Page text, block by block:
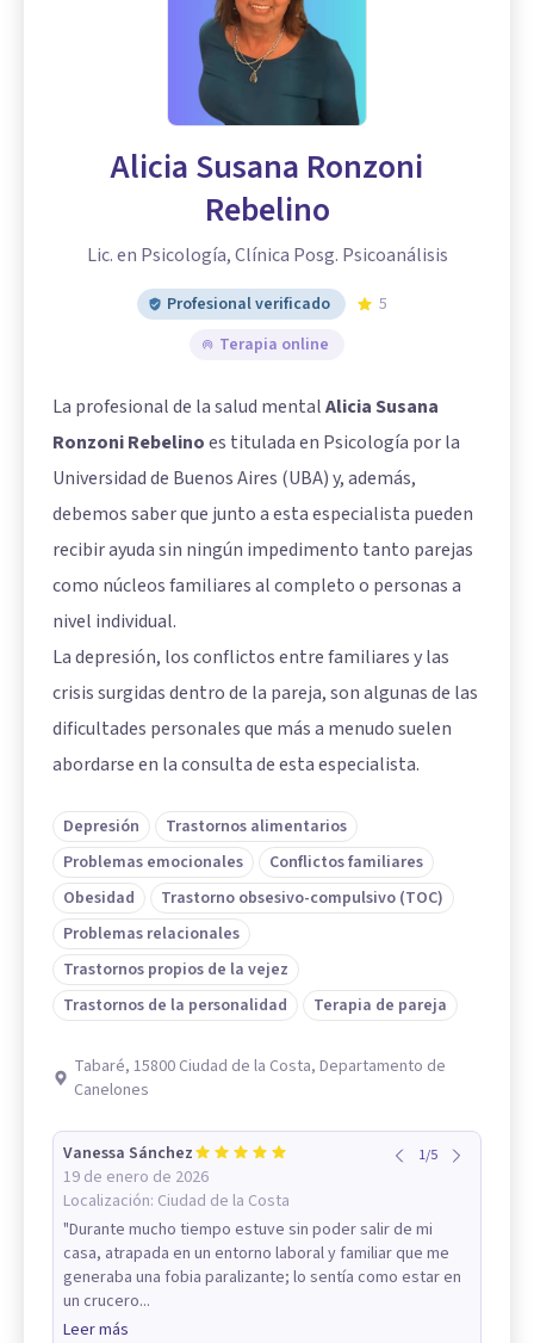
Alicia Susana Ronzoni
Rebelino
Lic. en Psicología, Clínica Posg. Psicoanálisis
Profesional verificado
5
Terapia online
La profesional de la salud mentalAlicia Susana
Ronzoni Rebelinoes titulada en Psicología por la
Universidad de Buenos Aires (UBA) y, además,
debemos saber que junto a esta especialista pueden
recibir ayuda sin ningún impedimento tanto parejas
como núcleos familiares al completo o personas a
nivel individual.
La depresión, los conflictos entre familiares y las
crisis surgidas dentro de la pareja, son algunas de las
dificultades personales que más a menudo suelen
abordarse en la consulta de esta especialista.
Depresión
Trastornos alimentarios
Problemas emocionales
Conflictos familiares
Obesidad
Trastorno obsesivo-compulsivo (TOC)
Problemas relacionales
Trastornos propios de la vejez
Trastornos de la personalidad
Terapia de pareja
Tabaré, 15800 Ciudad de la Costa, Departamento de
Canelones
Vanessa Sánchez
19 de enero de 2026
Localización: Ciudad de la Costa
1/5
"Durante mucho tiempo estuve sin poder salir de mi
casa, atrapada en un entorno laboral y familiar que me
generaba una fobia paralizante; lo sentía como estar en
un crucero...
Leer más